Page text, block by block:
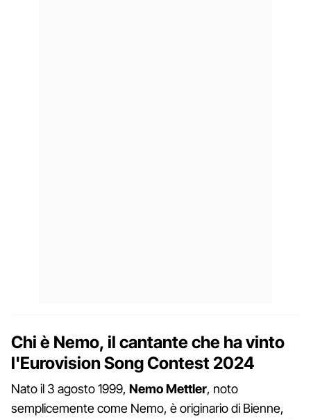
Chi è Nemo, il cantante che ha vinto
l'Eurovision Song Contest 2024
Nato il 3 agosto 1999, Nemo Mettler, noto
semplicemente come Nemo, è originario di Bienne,